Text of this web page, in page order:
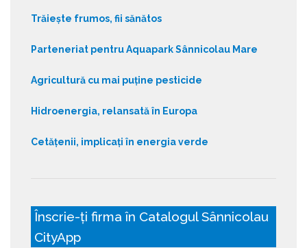
Trăiește frumos, fii sănătos
Parteneriat pentru Aquapark Sânnicolau Mare
Agricultură cu mai puține pesticide
Hidroenergia, relansată în Europa
Cetățenii, implicați în energia verde
Înscrie-ți firma în Catalogul Sânnicolau
CityApp